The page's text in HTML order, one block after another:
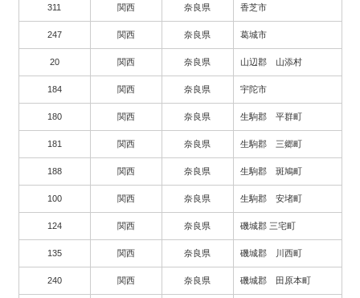
311 関西 奈良県 香芝市
247 関西 奈良県 葛城市
20 関西 奈良県 山辺郡 山添村
184 関西 奈良県 宇陀市
180 関西 奈良県 生駒郡 平群町
181 関西 奈良県 生駒郡 三郷町
188 関西 奈良県 生駒郡 斑鳩町
100 関西 奈良県 生駒郡 安堵町
124 関西 奈良県 磯城郡 三宅町
135 関西 奈良県 磯城郡 川西町
240 関西 奈良県 磯城郡 田原本町